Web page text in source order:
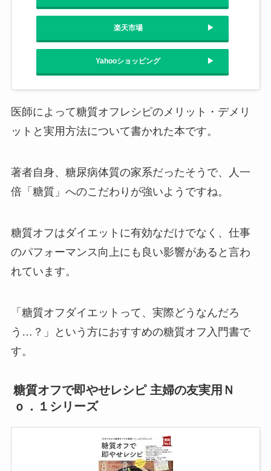
楽天市場
Yahooショッピング
医師によって糖質オフレシピのメリット・デメリ
ットと実用方法について書かれた本です。
著者自身、糖尿病体質の家系だったそうで、人一
倍「糖質」へのこだわりが強いようですね。
糖質オフはダイエットに有効なだけでなく、仕事
のパフォーマンス向上にも良い影響があると言わ
れています。
「糖質オフダイエットって、実際どうなんだろ
う…？」という方におすすめの糖質オフ入門書で
す。
糖質オフで即やせレシピ 主婦の友実用Ｎ
ｏ．１シリーズ